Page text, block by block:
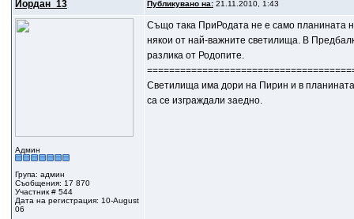
Йордан_13 Публикувано на:21.11.2010, 1:43
Админ
Група: админ
Съобщения: 17 870
Участник # 544
Дата на регистрация: 10-August
06
Също така ПриРодата не е само планината
някои от най-важните светилища. В
разлика от Родопите.
Светилища има дори на Пирин и в
са се изграждали заедно.